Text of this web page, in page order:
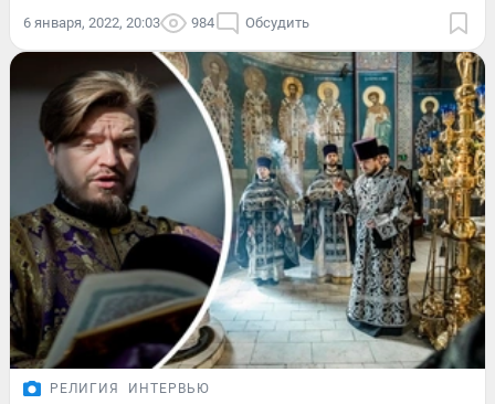
6 января, 2022, 20:03 984 Обсудить
РЕЛИГИЯ ИНТЕРВЬЮ